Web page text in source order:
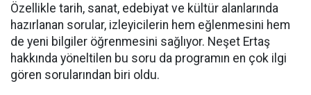
Özellikle tarih, sanat, edebiyat ve kültür alanlarında
hazırlanan sorular, izleyicilerin hem eğlenmesini hem
de yeni bilgiler öğrenmesini sağlıyor. Neşet Ertaş
hakkında yöneltilen bu soru da programın en çok ilgi
gören sorularından biri oldu.